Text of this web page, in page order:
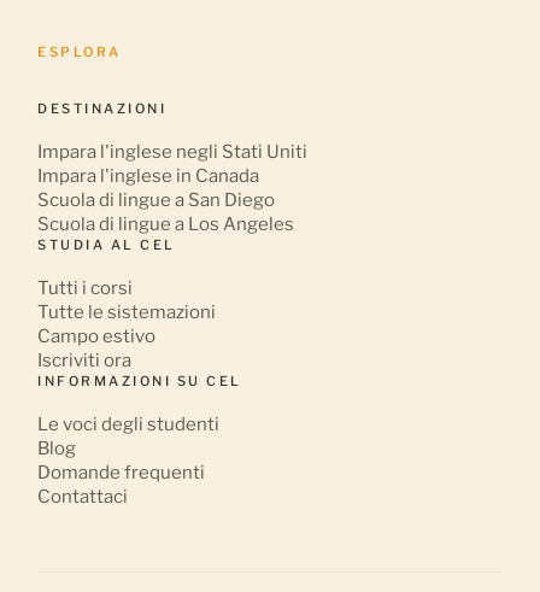
ESPLORA
DESTINAZIONI
Impara l'inglese negli Stati Uniti
Impara l'inglese in Canada
Scuola di lingue a San Diego
Scuola di lingue a Los Angeles
STUDIA AL CEL
Tutti i corsi
Tutte le sistemazioni
Campo estivo
Iscriviti ora
INFORMAZIONI SU CEL
Le voci degli studenti
Blog
Domande frequenti
Contattaci